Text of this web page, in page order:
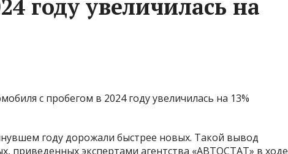
году увеличилась на
году дорожали быстрее новых. Такой вывод
приведенных экспертами агентства «АВТОСТАТ» в ходе